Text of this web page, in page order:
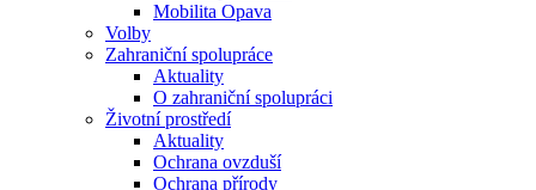
Mobilita Opava
Volby
Zahraniční spolupráce
Aktuality
O zahraniční spolupráci
Životní prostředí
Aktuality
Ochrana ovzduší
Ochrana přírody